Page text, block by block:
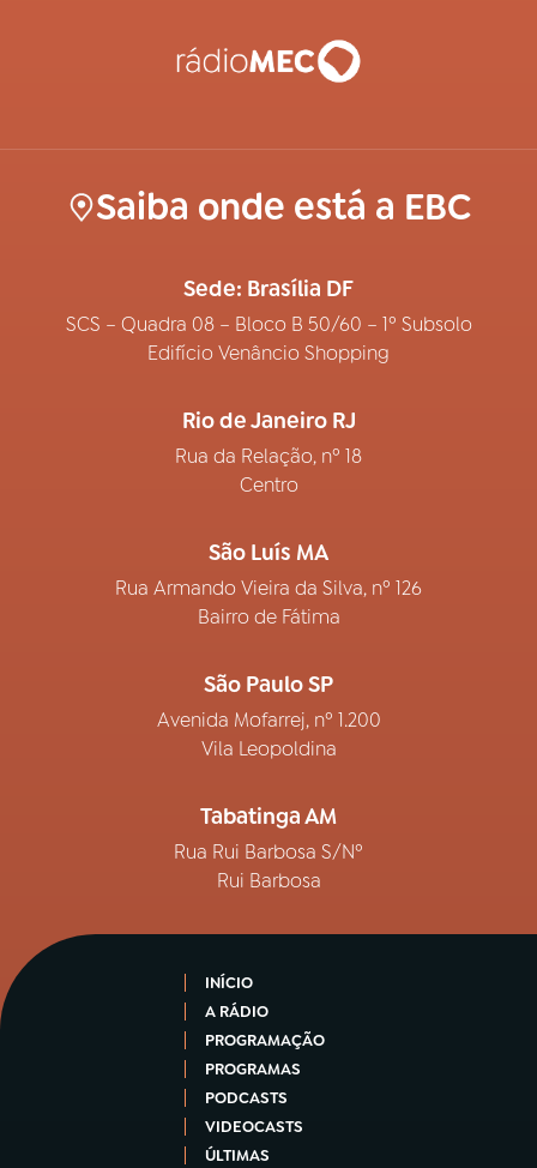
Saiba onde está a EBC
Sede: Brasília DF
SCS – Quadra 08 – Bloco B 50/60 – 1º Subsolo
Edifício Venâncio Shopping
Rio de Janeiro RJ
Rua da Relação, nº 18
Centro
São Luís MA
Rua Armando Vieira da Silva, nº 126
Bairro de Fátima
São Paulo SP
Avenida Mofarrej, nº 1.200
Vila Leopoldina
Tabatinga AM
Rua Rui Barbosa S/Nº
Rui Barbosa
INÍCIO
A RÁDIO
PROGRAMAÇÃO
PROGRAMAS
PODCASTS
VIDEOCASTS
ÚLTIMAS